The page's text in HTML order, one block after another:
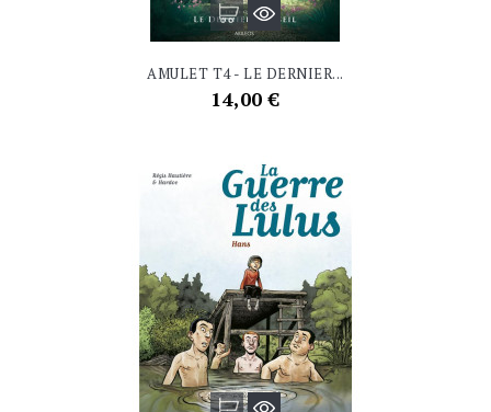
AMULET T4 - LE DERNIER...
Prix
14,00 €